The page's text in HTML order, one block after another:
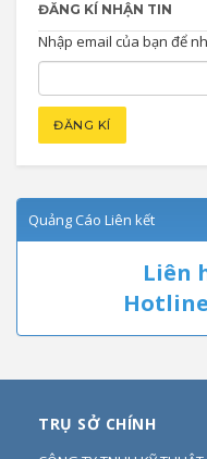
ĐĂNG KÍ NHẬN TIN
Nhập email của bạn để
Quảng Cáo Liên kết
Liên
TRỤ SỞ CHÍNH